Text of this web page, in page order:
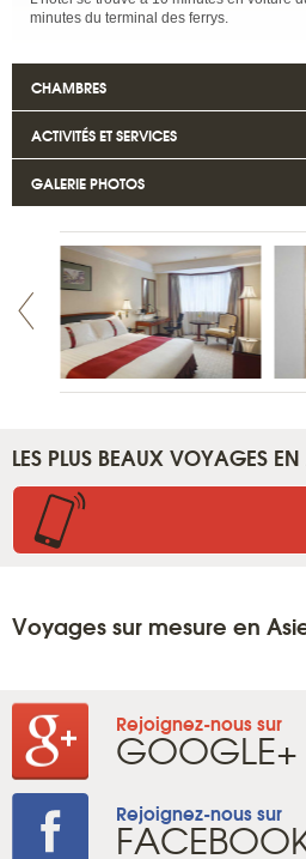
minutes du terminal des ferrys.
CHAMBRES
ACTIVITÉS ET SERVICES
GALERIE PHOTOS
LES PLUS BEAUX VOYAGES
Voyages sur mesure en
Rejoignez-nous sur
GOOGLE+
Rejoignez-nous sur